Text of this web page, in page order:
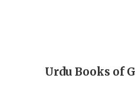
Urdu Books of